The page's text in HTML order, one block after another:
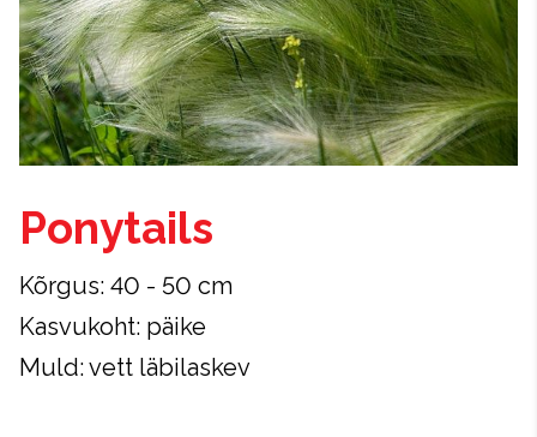
Ponytails
Kõrgus: 40 - 50 cm
Kasvukoht: päike
Muld: vett läbilaskev